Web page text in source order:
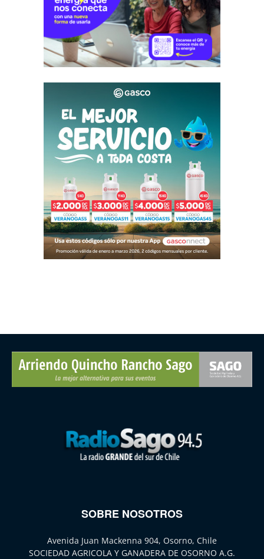
SOBRE NOSOTROS
Avenida Juan Mackenna 904, Osorno, Chile
SOCIEDAD AGRICOLA Y GANADERA DE OSORNO A.G.